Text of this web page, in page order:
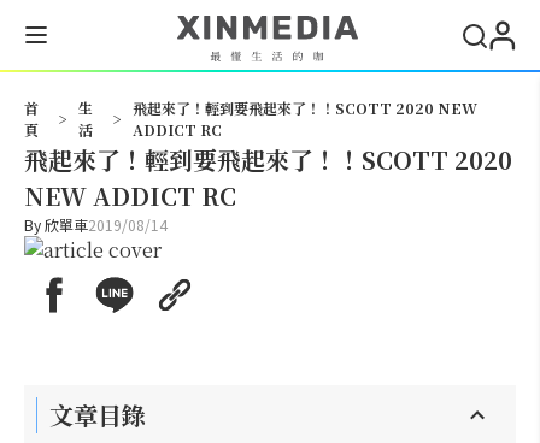
首
頁
>
生
活
>
飛起來了！輕到要飛起來了！！SCOTT 2020 NEW
ADDICT RC
飛起來了！輕到要飛起來了！！SCOTT 2020
NEW ADDICT RC
By欣單車2019/08/14
文章目錄